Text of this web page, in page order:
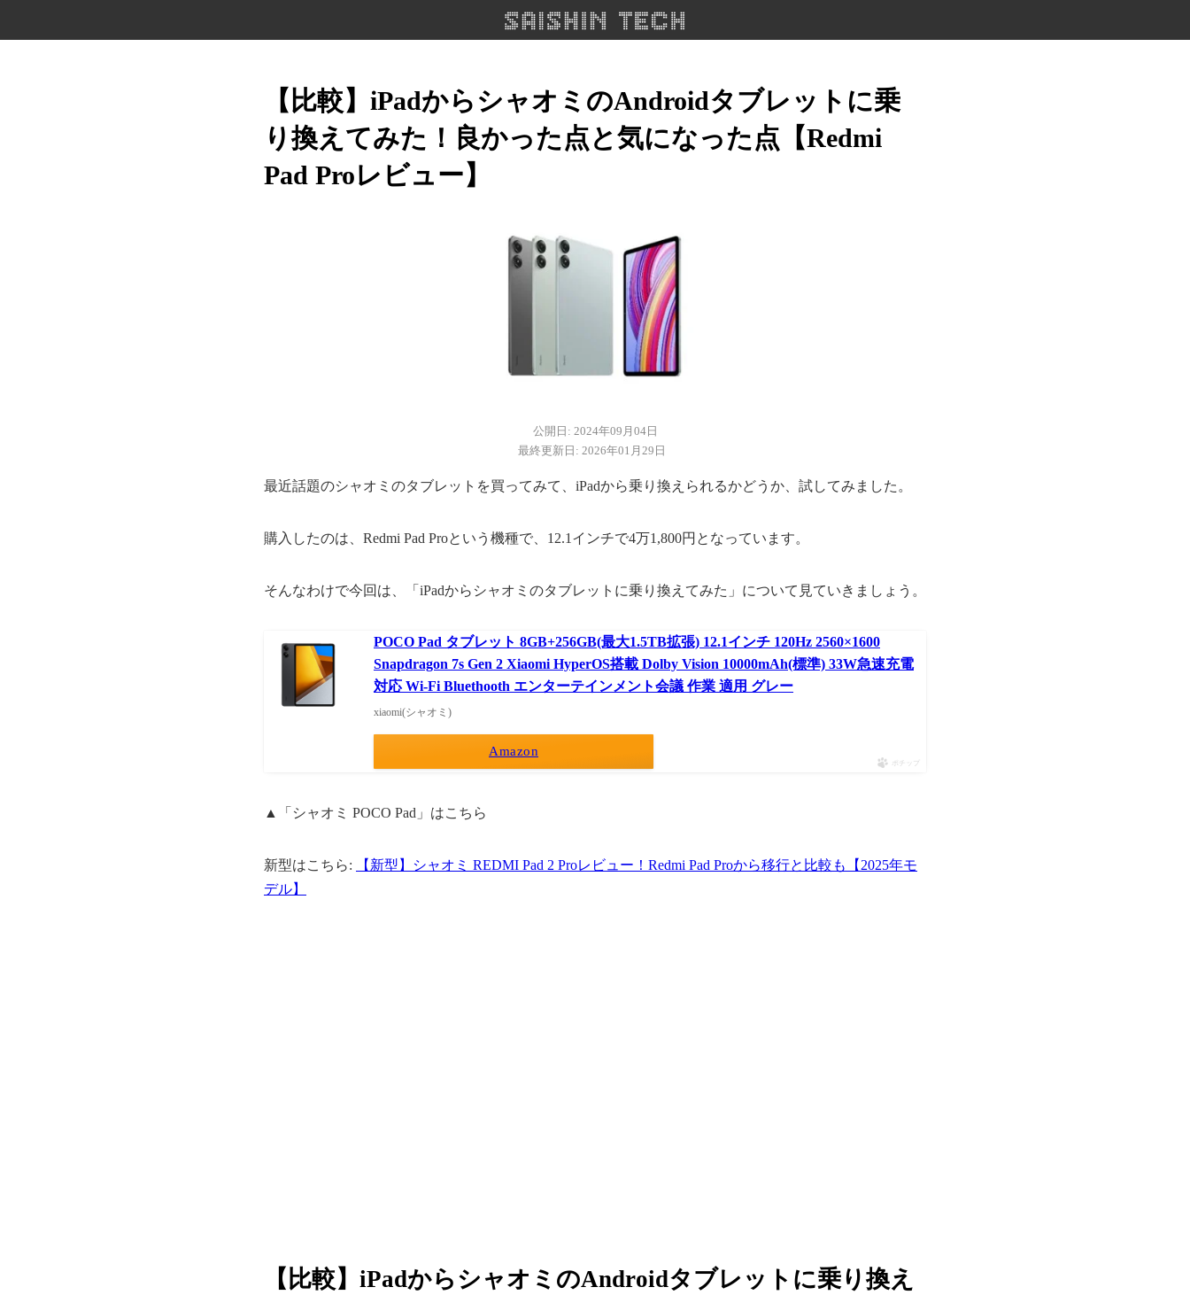
【比較】iPadからシャオミのAndroidタブレットに乗
り換えてみた！良かった点と気になった点【Redmi
Pad Proレビュー】
公開日: 2024年09月04日
最終更新日: 2026年01月29日
最近話題のシャオミのタブレットを買ってみて、iPadから乗り換えられるかどうか、試してみました。
購入したのは、Redmi Pad Proという機種で、12.1インチで4万1,800円となっています。
そんなわけで今回は、「iPadからシャオミのタブレットに乗り換えてみた」について見ていきましょう。
POCO Pad タブレット 8GB+256GB(最大1.5TB拡張) 12.1インチ 120Hz 2560×1600
Snapdragon 7s Gen 2 Xiaomi HyperOS搭載 Dolby Vision 10000mAh(標準) 33W急速充電
対応 Wi-Fi Bluethooth エンターテインメント会議 作業 適用 グレー
xiaomi(シャオミ)
Amazon
ポチップ
▲「シャオミ POCO Pad」はこちら
新型はこちら:
【新型】シャオミ REDMI Pad 2 Proレビュー！Redmi Pad Proから移行と比較も【2025年モ
デル】
【比較】iPadからシャオミのAndroidタブレットに乗り換え